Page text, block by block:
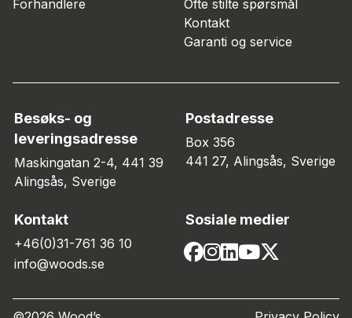
Forhandlere
Ofte stilte spørsmål
Kontakt
Garanti og service
Besøks- og
leveringsadresse
Maskingatan 2-4, 441 39
Alingsås, Sverige
Postadresse
Box 356
441 27, Alingsås, Sverige
Kontakt
+46(0)31-761 36 10
info@woods.se
Sosiale medier